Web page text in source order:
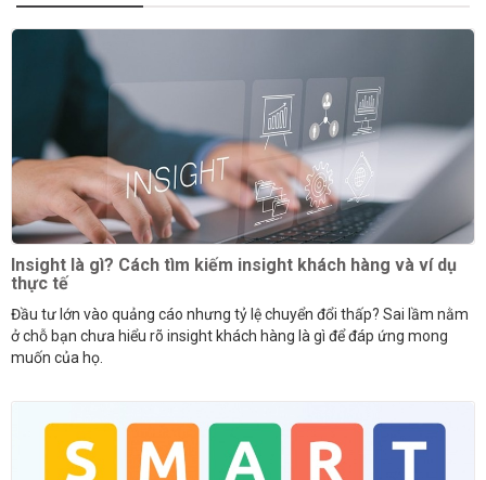
Insight là gì? Cách tìm kiếm insight khách hàng và ví dụ
thực tế
Đầu tư lớn vào quảng cáo nhưng tỷ lệ chuyển đổi thấp? Sai lầm nằm
ở chỗ bạn chưa hiểu rõ insight khách hàng là gì để đáp ứng mong
muốn của họ.